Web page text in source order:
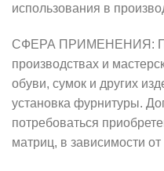
использования в
СФЕРА ПРИМЕНЕНИЯ:
производствах и
обуви, сумок и других
установка фурнитуры.
потребоваться
матриц, в зависимости